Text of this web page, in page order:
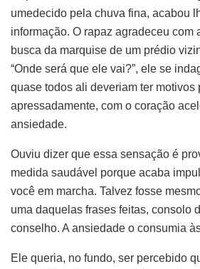
umedecido pela chuva fina, acabou
informação. O rapaz agradeceu com
busca da marquise de um prédio
“Onde será que ele vai?”, ele se
quase todos ali deveriam ter motivos
apressadamente, com o coração
ansiedade.
Ouviu dizer que essa sensação é
medida saudável porque acaba
você em marcha. Talvez fosse
uma daquelas frases feitas, consolo
conselho. A ansiedade o consumia
Ele queria, no fundo, ser percebido